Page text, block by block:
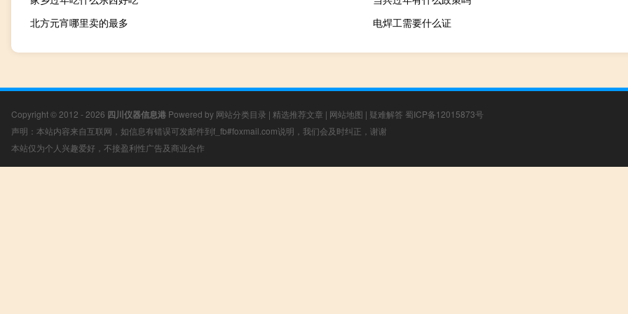
北方元宵哪里卖的最多
电焊工需要什么证
Copyright © 2012 - 2026 四川仪器信息港 Powered by 网站分类目录 | 精选推荐文章 | 网站地图 | 疑难解答 蜀ICP备12015873号
声明：本站内容来自互联网，如信息有错误可发邮件到f_fb#foxmail.com说明，我们会及时纠正，谢谢
本站仅为个人兴趣爱好，不接盈利性广告及商业合作